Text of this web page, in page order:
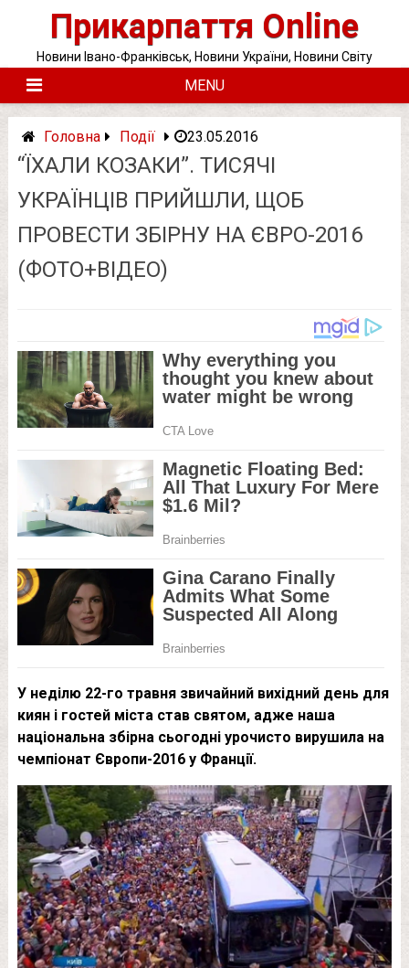
Прикарпаття Online
Новини Івано-Франківськ, Новини України, Новини Світу
MENU
Головна Події 23.05.2016
“ЇХАЛИ КОЗАКИ”. ТИСЯЧІ
УКРАЇНЦІВ ПРИЙШЛИ, ЩОБ
ПРОВЕСТИ ЗБІРНУ НА ЄВРО-2016
(ФОТО+ВІДЕО)
У неділю 22-го травня звичайний вихідний день для
киян і гостей міста став святом, адже наша
національна збірна сьогодні урочисто вирушила на
чемпіонат Європи-2016 у Франції.